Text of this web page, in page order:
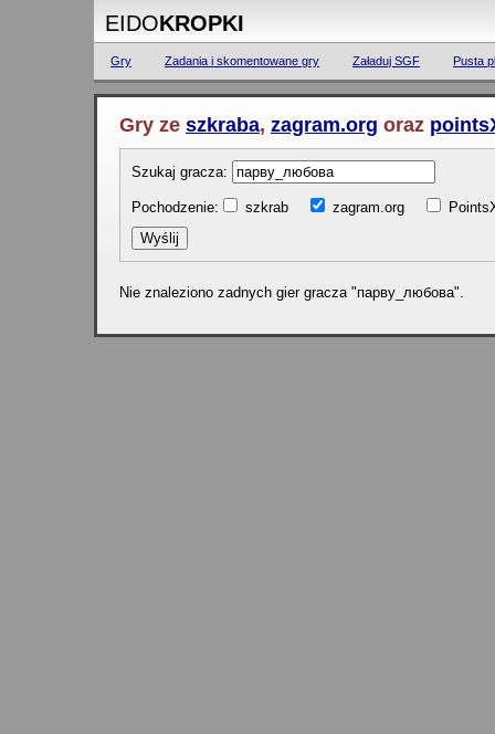
EIDOKROPKI
Gry Zadania i skomentowane gry Załaduj SGF Pusta
Gry ze szkraba, zagram.org oraz
Szukaj gracza:
Pochodzenie: szkrab zagram.org
Nie znaleziono zadnych gier gracza "парву_любова".